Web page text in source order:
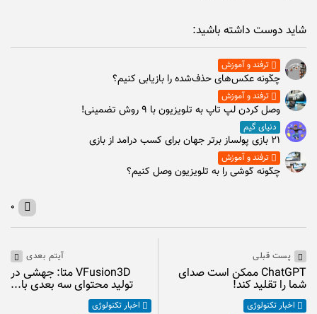
شاید دوست داشته باشید:
ترفند و آموزش
چگونه عکس‌های حذف‌شده را بازیابی کنیم؟
ترفند و آموزش
وصل كردن لپ تاپ به تلويزيون با ۹ روش تضمینی!
دنیای گیم
۲۱ بازی پولساز برتر جهان برای کسب درآمد از بازی
ترفند و آموزش
چگونه گوشی را به تلویزیون وصل کنیم؟
۰
پست قبلی
ChatGPT ممکن است صدای
شما را تقلید کند!
اخبار تکنولوژی
آیتم بعدی
VFusion3D متا: جهشی در
تولید محتوای سه بعدی با...
اخبار تکنولوژی